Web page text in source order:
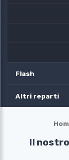
Flash
Altri reparti
Il